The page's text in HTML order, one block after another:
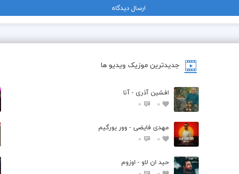
جدیدترین موزیک ویدیو ها
افشین آذری - آنا
0
0
مهدی فایضی - وور یورگیم
0
0
حید ان لاو - اوزوم